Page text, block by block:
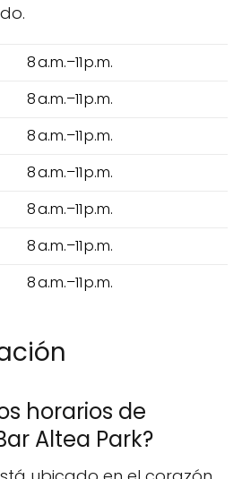
8 a.m.–11 p.m.
8 a.m.–11 p.m.
8 a.m.–11 p.m.
8 a.m.–11 p.m.
8 a.m.–11 p.m.
8 a.m.–11 p.m.
8 a.m.–11 p.m.
horarios de
Altea Park?